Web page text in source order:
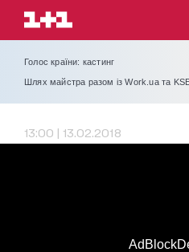
Голос країни: кастинг
Шлях майстра разом із Work.ua та
13:00 | 13.02.2018